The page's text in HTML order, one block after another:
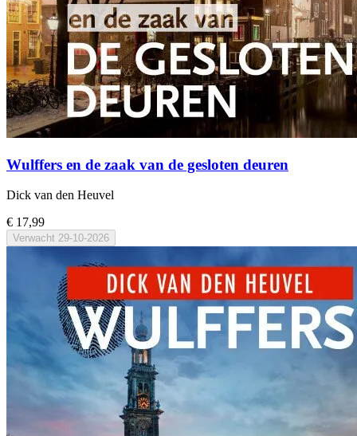
Wulffers en de zaak van de gesloten deuren
Dick van den Heuvel
€ 17,99
Verwacht 29-10-2026